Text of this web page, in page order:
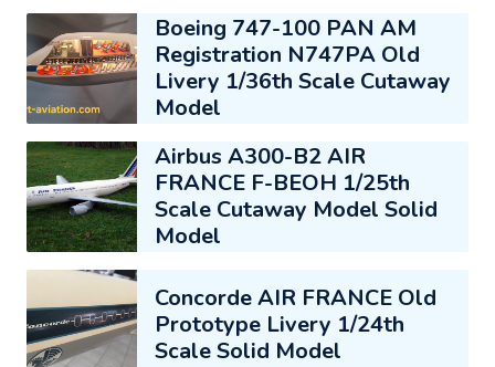
Boeing 747-100 PAN AM
Registration N747PA Old
Livery 1/36th Scale Cutaway
Model
Airbus A300-B2 AIR
FRANCE F-BEOH 1/25th
Scale Cutaway Model Solid
Model
Concorde AIR FRANCE Old
Prototype Livery 1/24th
Scale Solid Model